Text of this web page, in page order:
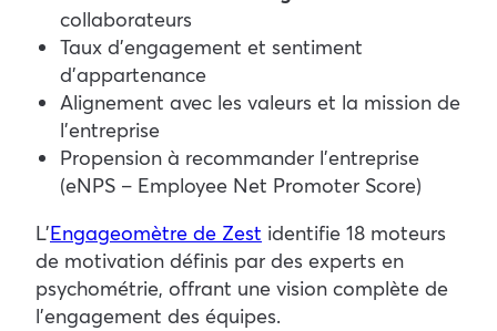
collaborateurs
Taux d’engagement et sentiment
d’appartenance
Alignement avec les valeurs et la mission de
l’entreprise
Propension à recommander l’entreprise
(eNPS – Employee Net Promoter Score)
L’Engageomètre de Zest identifie 18 moteurs
de motivation définis par des experts en
psychométrie, offrant une vision complète de
l’engagement des équipes.